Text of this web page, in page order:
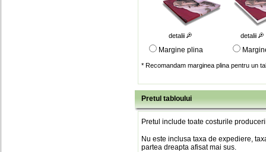
detalii detalii
Margine plina
* Recomandam marginea plina pentru un
Pretul tabloului
Pretul include toate costurile
Nu este inclusa taxa de expediere,
partea dreapta afisat mai sus.